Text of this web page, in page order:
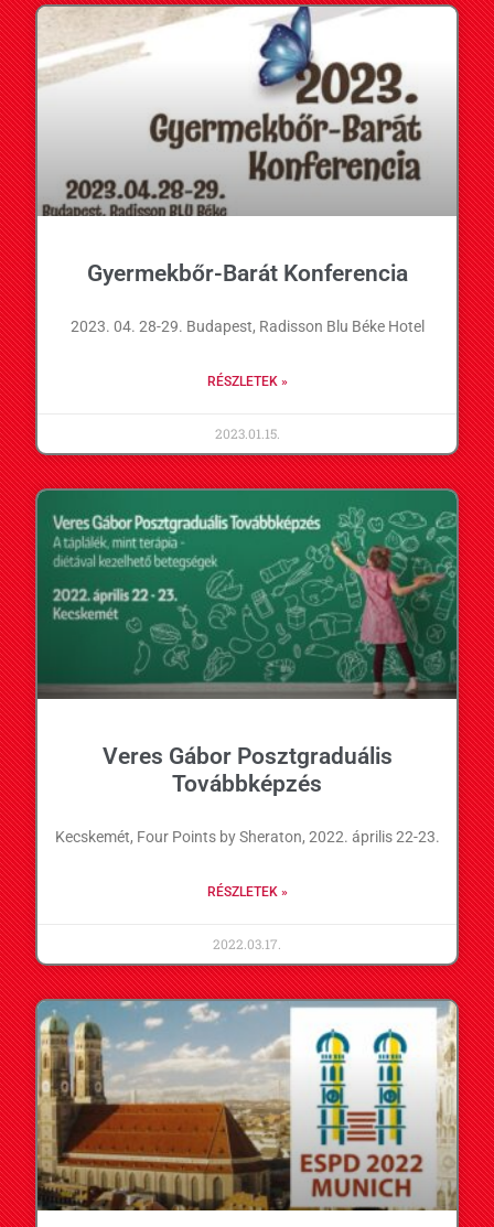
Gyermekbőr-Barát Konferencia
2023. 04. 28-29. Budapest, Radisson Blu Béke Hotel
RÉSZLETEK »
2023.01.15.
Veres Gábor Posztgraduális
Továbbképzés
Kecskemét, Four Points by Sheraton, 2022. április 22-23.
RÉSZLETEK »
2022.03.17.